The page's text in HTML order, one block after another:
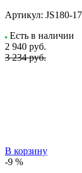
Артикул: JS180-
Есть в наличии
2 940 руб.
3 234 руб.
В корзину
-9 %